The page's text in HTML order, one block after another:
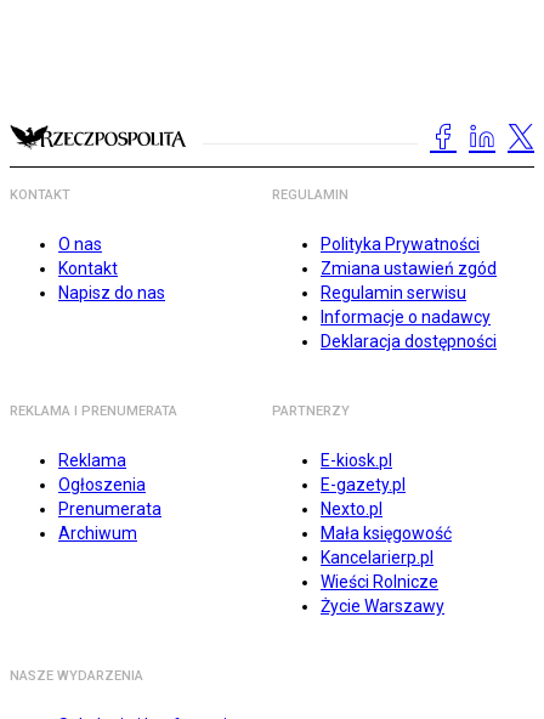
KONTAKT
O nas
Kontakt
Napisz do nas
REGULAMIN
Polityka Prywatności
Zmiana ustawień zgód
Regulamin serwisu
Informacje o nadawcy
Deklaracja dostępności
REKLAMA I PRENUMERATA
Reklama
Ogłoszenia
Prenumerata
Archiwum
PARTNERZY
E-kiosk.pl
E-gazety.pl
Nexto.pl
Mała księgowość
Kancelarierp.pl
Wieści Rolnicze
Życie Warszawy
NASZE WYDARZENIA